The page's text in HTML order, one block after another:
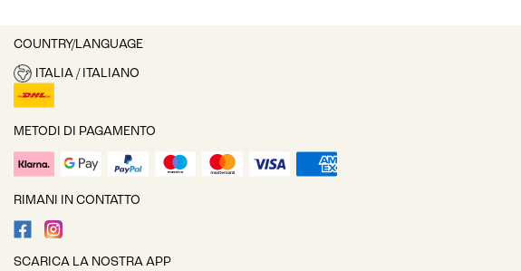
COUNTRY/LANGUAGE
ITALIA / ITALIANO
METODI DI PAGAMENTO
RIMANI IN CONTATTO
SCARICA LA NOSTRA APP